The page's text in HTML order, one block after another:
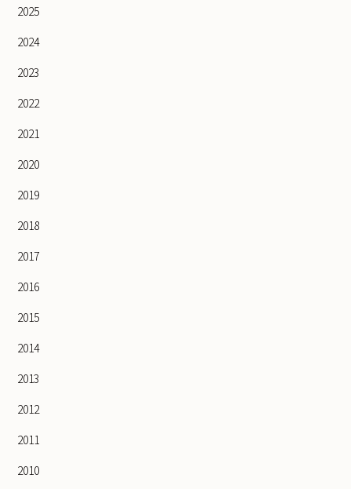
2025
2024
2023
2022
2021
2020
2019
2018
2017
2016
2015
2014
2013
2012
2011
2010